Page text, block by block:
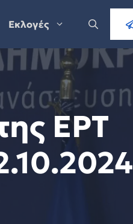
Εκλογές
ΕΡΤ